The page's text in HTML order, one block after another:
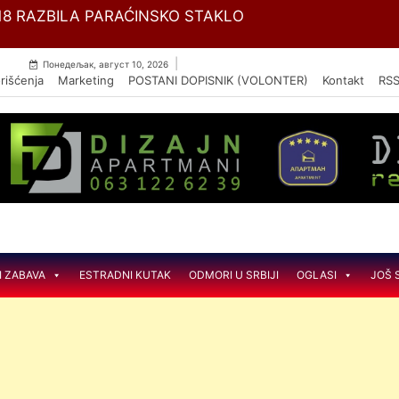
Skip
RAZBILA PARAĆINSKO STAKLO
Понедељак, август 10, 2026
Marketing POSTANI DOPISNIK (VOLONTER) Kontakt RSS
ZABAVA ESTRADNI KUTAK ODMORI U SRBIJI OGLASI JOŠ